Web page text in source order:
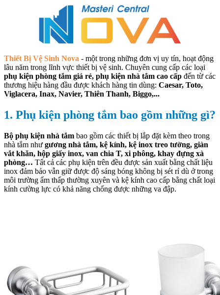
Thiết Bị Vệ Sinh Nova - một trong những đơn vị uy tín, hoạt động
lâu năm trong lĩnh vực thiết bị vệ sinh. Chuyên cung cấp các loại
phụ kiện phòng tắm giá rẻ, phụ kiện nhà tắm cao cấp đến từ các
thương hiệu hàng đầu được khách hàng tin dùng: Caesar, Toto,
Viglacera, Inax, Navier, Thiên Thanh, Biggo,...
1. Phụ kiện phòng tắm bao gồm những gì?
Bộ phụ kiện nhà tắm bao gồm các thiết bị lắp đặt kèm theo trong
nhà tắm như gương nhà tắm, kệ kính, kệ inox treo tường, giàn
vắt khăn, hộp giấy inox, van chia T, xi phông, khay đựng xà
phòng… Tất cả các phụ kiện trên đều được sản xuất bằng chất liệu
inox đảm bảo vẫn giữ được độ sáng bóng không bị sét rỉ dù ở trong
môi trường ẩm thấp thường xuyên và kệ kính cao cấp bằng chất loại
kính cường lực có khả năng chống được những va đập.